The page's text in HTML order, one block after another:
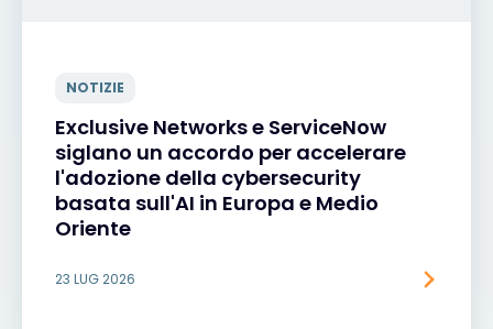
NOTIZIE
Exclusive Networks e ServiceNow
siglano un accordo per accelerare
l'adozione della cybersecurity
basata sull'AI in Europa e Medio
Oriente
23 LUG 2026